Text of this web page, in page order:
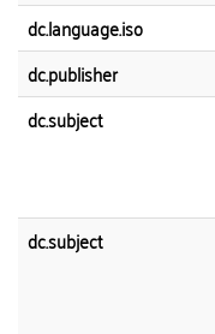
dc.language.iso
dc.publisher
dc.subject
dc.subject